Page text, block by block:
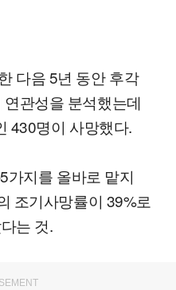
다음 5년 동안 후각
관성을 분석했는데
430명이 사망했다.
가지를 올바로 맡지
조기사망률이 39%로
는 것.